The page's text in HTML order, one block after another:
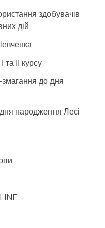
здобувачів
дій
ІІ курсу
до дня
народження Лесі